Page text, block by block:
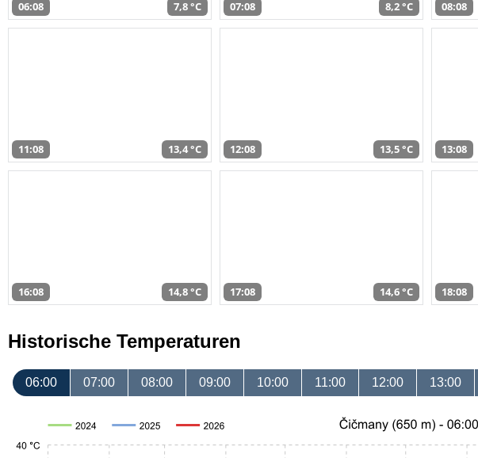
06:08 7,8 °C 07:08 8,2 °C 08:08
11:08 13,4 °C 12:08 13,5 °C 13:08
16:08 14,8 °C 17:08 14,6 °C 18:08
Historische Temperaturen
06:00 07:00 08:00 09:00 10:00 11:00 12:00 13:00